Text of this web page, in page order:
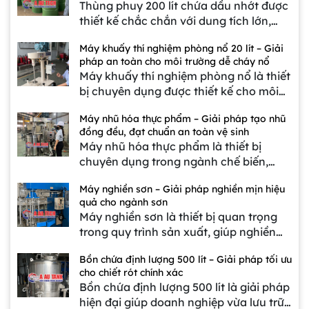
phương, motor vận hành ổn định, đảo
trộn đa chiều giúp nguyên liệu đồng
đều, không vón cục. Với dung tích 10kg,
máy nhỏ gọn, dễ vận hành, lý tưởng
cho phòng thí nghiệm và sản xuất quy
mô nhỏ.
Thùng phuy 200 lít chứa dầu nhớt được
thiết kế chắc chắn với dung tích lớn,
dầu nhớt trong môi trường công
nghiệp. Sản phẩm có nắp đậy kín,
chống rò rỉ, bảo vệ chất lượng dầu
trong thời gian dài. Với chất liệu bền bỉ,
chống gỉ sét, thùng phuy mang lại giải
pháp an toàn, hiệu quả và tiết kiệm chi
phí cho doanh nghiệp.
Máy khuấy thí nghiệm phòng nổ 20 lít – Giải
pháp an toàn cho môi trường dễ cháy nổ
Máy khuấy thí nghiệm phòng nổ là thiết
bị chuyên dụng được thiết kế cho môi
hơi, dễ cháy nổ. Máy có dung tích 20 lít,
trang bị motor phòng nổ công suất
mạnh mẽ, tốc độ khuấy phân tán từ 0 –
1450 vòng/phút, đảm bảo khuấy trộn
nguyên liệu đồng đều và mịn.
Máy nhũ hóa thực phẩm – Giải pháp tạo nhũ
đồng đều, đạt chuẩn an toàn vệ sinh
Máy nhũ hóa thực phẩm là thiết bị
chuyên dụng trong ngành chế biến,
liệu lỏng – rắn – sệt thành dung dịch
đồng nhất, mịn màng và ổn định lâu
dài. Với thiết kế hiện đại, motor công
suất lớn cùng cánh nhũ hóa tốc độ cao,
máy đảm bảo tạo nhũ nhanh chóng,
tiết kiệm thời gian và nâng cao chất
lượng sản phẩm.
Máy nghiền sơn – Giải pháp nghiền mịn hiệu
quả cho ngành sơn
Máy nghiền sơn là thiết bị quan trọng
trong quy trình sản xuất, giúp nghiền
để tạo ra dung dịch sơn đồng nhất,
chất lượng cao. Với thiết kế hiện đại,
motor mạnh mẽ và rổ nghiền tối ưu,
Bồn chứa định lượng 500 lít – Giải pháp tối ưu
cho chiết rót chính xác
Bồn chứa định lượng 500 lít là giải pháp
hiện đại giúp doanh nghiệp vừa lưu trữ